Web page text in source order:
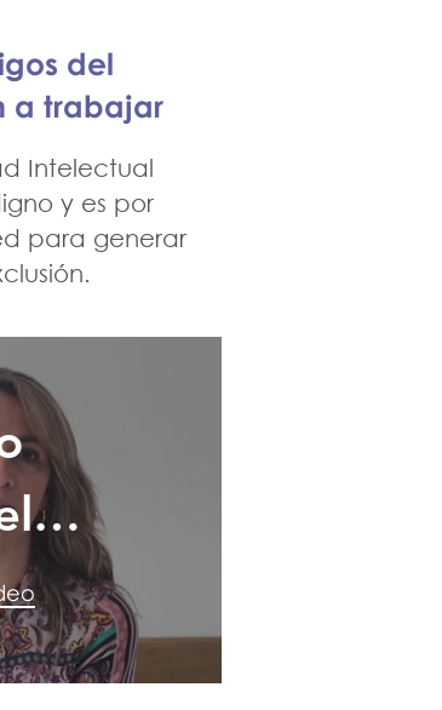
del
a trabajar
Intelectual
y es por
para generar
de